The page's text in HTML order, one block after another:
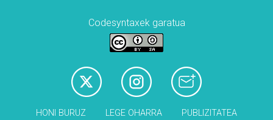
Codesyntaxek garatua
HONI BURUZ LEGE OHARRA PUBLIZITATEA